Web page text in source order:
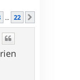
… 22